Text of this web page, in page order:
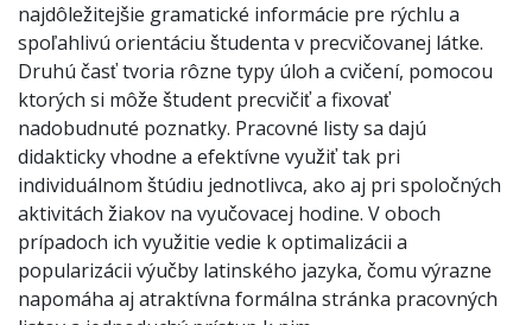
najdôležitejšie gramatické informácie pre rýchlu a
spoľahlivú orientáciu študenta v precvičovanej látke.
Druhú časť tvoria rôzne typy úloh a cvičení, pomocou
ktorých si môže študent precvičiť a fixovať
nadobudnuté poznatky. Pracovné listy sa dajú
didakticky vhodne a efektívne využiť tak pri
individuálnom štúdiu jednotlivca, ako aj pri spoločných
aktivitách žiakov na vyučovacej hodine. V oboch
prípadoch ich využitie vedie k optimalizácii a
popularizácii výučby latinského jazyka, čomu výrazne
napomáha aj atraktívna formálna stránka pracovných